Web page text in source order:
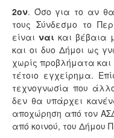
2ον. Όσο για το αν
τους Σύνδεσμο το
είναι ναικαι βέβαια
και οι δυο Δήμοι ως
χωρίς προβλήματα
τέτοιο εγχείρημα.
τεχνογνωσία που
δεν θα υπάρχει
αποχώρηση από τον
από κοινού, του Δήμου